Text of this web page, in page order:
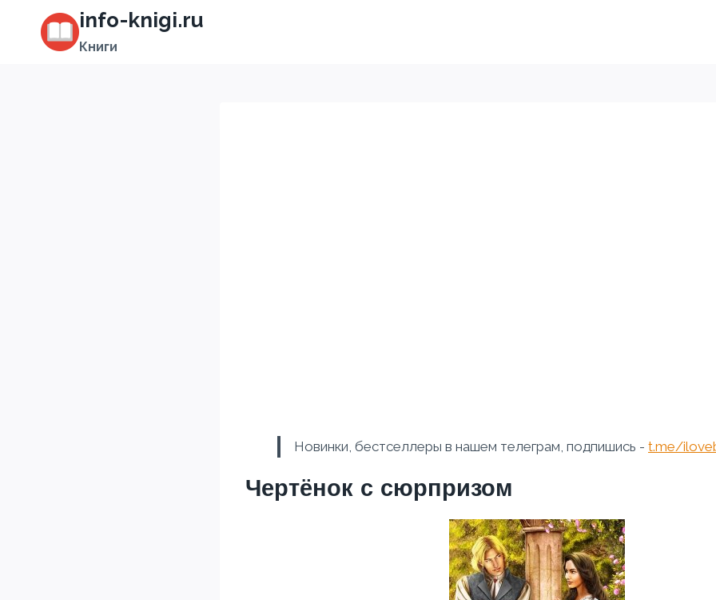
Перейти
содержимому
info-knigi.ru
Книги
Новинки, бестселлеры в нашем телеграм, подпишись - t.me/
Чертёнок с сюрпризом